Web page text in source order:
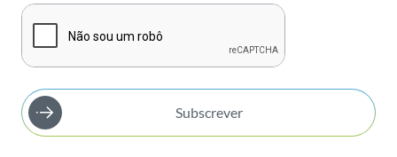
Subscrever